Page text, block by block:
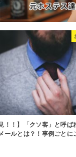
お役立ちコラム
るお客様か
紹介。
キャバ
ィ」が
について